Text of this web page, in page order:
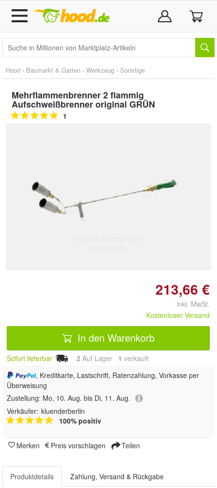
Hood › Baumarkt & Garten › Werkzeug › Sonstige
Mehrflammenbrenner 2 flammig
Aufschweißbrenner original GRÜN
1
213,66 €
inkl. MwSt.
Kostenloser Versand
In den Warenkorb
Sofort lieferbar 2 Auf Lager 1 verkauft
, Kreditkarte, Lastschrift, Ratenzahlung, Vorkasse per
Überweisung
Zustellung: Mo, 10. Aug. bis Di, 11. Aug.
Verkäufer: kluenderberlin
100% positiv
Merken Preis vorschlagen Teilen
Produktdetails Zahlung, Versand & Rückgabe